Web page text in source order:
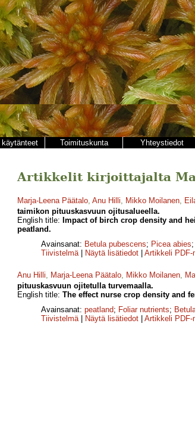
käytänteet Toimituskunta Yhteystiedot
Artikkelit kirjoittajalta
Marja-Leena Päätalo, Anu Hilli, Mikko Moilanen,
taimikon pituuskasvuun ojitusalueella.
English title: Impact of birch crop density and
peatland.
Avainsanat: Betula pubescens; Picea abies;
Tiivistelmä| Näytä lisätiedot Artikkeli PDF-
Anu Hilli, Marja-Leena Päätalo, Mikko Moilanen,
pituuskasvuun ojitetulla turvemaalla.
English title: The effect nurse crop density and
Avainsanat: peatland; Foliar nutrients;
Tiivistelmä| Näytä lisätiedot Artikkeli PDF-